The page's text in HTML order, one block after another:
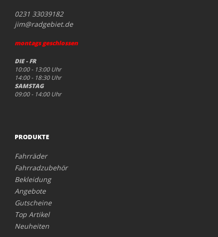
0231 33039182
jim@radgebiet.de
montags geschlossen
DIE - FR
10:00 - 13:00 Uhr
14:00 - 18:30 Uhr
SAMSTAG
09:00 - 14:00 Uhr
PRODUKTE
Fahrräder
Fahrradzubehör
Bekleidung
Angebote
Gutscheine
Top Artikel
Neuheiten